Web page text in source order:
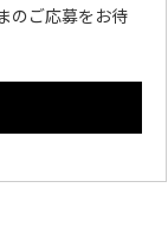
のご応募をお待